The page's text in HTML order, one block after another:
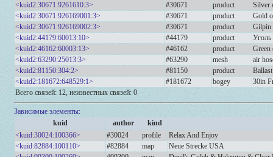
<kuid2:30671:9261610:3>
#30671 product
Silver
<kuid2:30671:926169001:3>
#30671 product
Gold
<kuid2:30671:926169002:3>
#30671 product
Gilpin
<kuid2:44179:60013:10>
#44179 product
Уголь
<kuid2:46162:60003:13>
#46162 product
Green
<kuid2:63290:25013:3>
#63290 mesh
air
<kuid2:81150:304:2>
#81150 product
Ballast
<kuid2:181672:648529:1>
#181672 bogey
30in
Всего связей: 12, неизвестных связей: 0
Зависимые элементы:
kuid
author
kind
<kuid:30024:100366>
#30024 profile
Relax And Enjoy
<kuid:82884:100110>
#82884 map
Neue Strecke USA